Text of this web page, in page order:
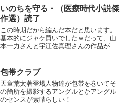
いのちを守る・（医療時代小説傑
作選）読了
この時期だから編んだ本だと思います。
基本的にジャケ買いでしたｗだって、山
本一力さんと宇江佐真理さんの作品があ
っといろいろあるだろ〜〜〜と思いまし
たが短編傑作となる...
包帯クラブ
天童荒太著登場人物達が包帯を巻いてそ
の箇所を撮影するアングルとかアングル
のセンスが素晴らしい！